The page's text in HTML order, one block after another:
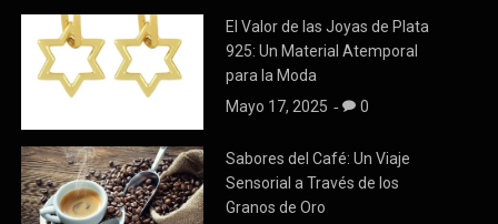
El Valor de las Joyas de Plata
925: Un Material Atemporal
para la Moda
Mayo 17, 2025
0
Sabores del Café: Un Viaje
Sensorial a Través de los
Granos de Oro